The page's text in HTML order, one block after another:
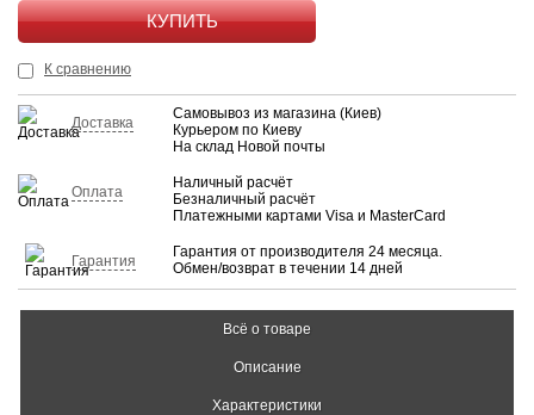
КУПИТЬ
К сравнению
Доставка
Самовывоз из магазина (Киев)
Курьером по Киеву
На склад Новой почты
Оплата
Наличный расчёт
Безналичный расчёт
Платежными картами Visa и MasterCard
Гарантия
Гарантия от производителя 24 месяца.
Обмен/возврат в течении 14 дней
Всё о товаре
Описание
Характеристики